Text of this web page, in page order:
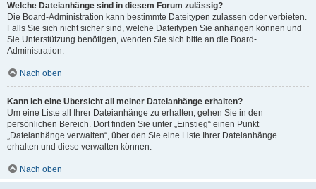
Welche Dateianhänge sind in diesem Forum zulässig?
Die Board-Administration kann bestimmte Dateitypen zulassen oder verbieten.
Falls Sie sich nicht sicher sind, welche Dateitypen Sie anhängen können und
Sie Unterstützung benötigen, wenden Sie sich bitte an die Board-
Administration.
Nach oben
Kann ich eine Übersicht all meiner Dateianhänge erhalten?
Um eine Liste all Ihrer Dateianhänge zu erhalten, gehen Sie in den
persönlichen Bereich. Dort finden Sie unter „Einstieg“ einen Punkt
„Dateianhänge verwalten“, über den Sie eine Liste Ihrer Dateianhänge
erhalten und diese verwalten können.
Nach oben